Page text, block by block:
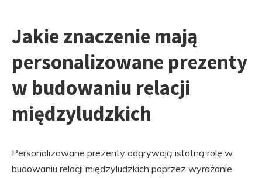
Jakie znaczenie mają
personalizowane prezenty
w budowaniu relacji
międzyludzkich
Personalizowane prezenty odgrywają istotną rolę w
budowaniu relacji międzyludzkich poprzez wyrażanie